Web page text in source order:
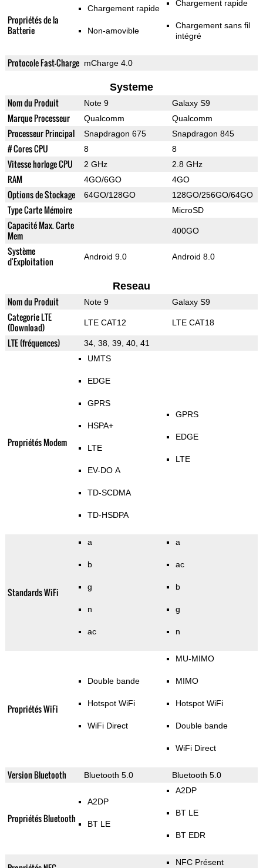
Propriétés de la
Batterie
Chargement rapide
Non-amovible
Chargement rapide
Chargement sans fil
intégré
Protocole Fast-Charge mCharge 4.0
Systeme
Nom du Produit Note 9 Galaxy S9
Marque Processeur Qualcomm Qualcomm
Processeur Principal Snapdragon 675 Snapdragon 845
# Cores CPU 8 8
Vitesse horloge CPU 2 GHz 2.8 GHz
RAM 4GO/6GO 4GO
Options de Stockage 64GO/128GO 128GO/256GO/64GO
Type Carte Mémoire MicroSD
Capacité Max. Carte
Mem
400GO
Système
d'Exploitation
Android 9.0 Android 8.0
Reseau
Nom du Produit Note 9 Galaxy S9
Categorie LTE
(Download)
LTE CAT12 LTE CAT18
LTE (fréquences) 34, 38, 39, 40, 41
Propriétés Modem
UMTS
EDGE
GPRS
HSPA+
LTE
EV-DO A
TD-SCDMA
TD-HSDPA
GPRS
EDGE
LTE
Standards WiFi
a
b
g
n
ac
a
ac
b
g
n
Propriétés WiFi
Double bande
Hotspot WiFi
WiFi Direct
MU-MIMO
MIMO
Hotspot WiFi
Double bande
WiFi Direct
Version Bluetooth Bluetooth 5.0 Bluetooth 5.0
Propriétés Bluetooth
A2DP
BT LE
A2DP
BT LE
BT EDR
NFC Présent